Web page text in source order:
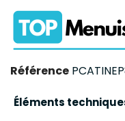
Référence
Éléments